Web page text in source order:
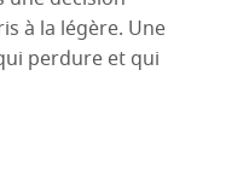
à la légère. Une
perdure et qui